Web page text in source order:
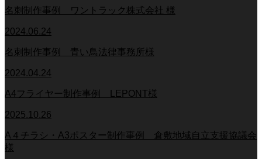
名刺制作事例 ワントラック株式会社 様
2024.06.24
名刺制作事例 青い鳥法律事務所様
2024.04.24
A4フライヤー制作事例 LEPONT様
2025.10.26
A４チラシ・A3ポスター制作事例 倉敷地域自立支援協議会
様